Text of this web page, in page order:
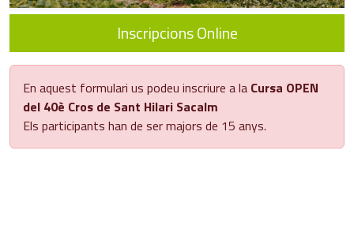
Inscripcions Online
En aquest formulari us podeu inscriure a la Cursa OPEN
del 40è Cros de Sant Hilari Sacalm
Els participants han de ser majors de 15 anys.